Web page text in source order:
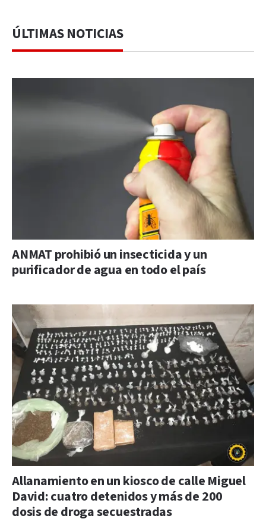
ÚLTIMAS NOTICIAS
ANMAT prohibió un insecticida y un
purificador de agua en todo el país
Allanamiento en un kiosco de calle Miguel
David: cuatro detenidos y más de 200
dosis de droga secuestradas